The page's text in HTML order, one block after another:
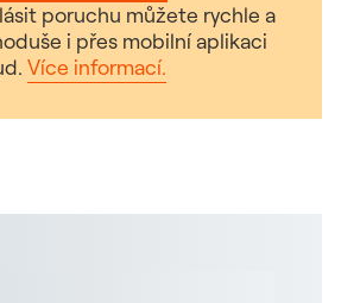
poruchu můžete rychle a
i přes mobilní aplikaci
Více informací.